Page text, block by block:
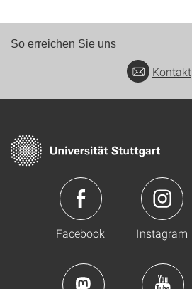
So erreichen Sie uns
Kontakt
Facebook Instagram